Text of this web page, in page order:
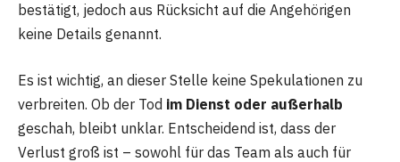
bestätigt, jedoch aus Rücksicht auf die Angehörigen
keine Details genannt.
Es ist wichtig, an dieser Stelle keine Spekulationen zu
verbreiten. Ob der Tod im Dienst oder außerhalb
geschah, bleibt unklar. Entscheidend ist, dass der
Verlust groß ist – sowohl für das Team als auch für